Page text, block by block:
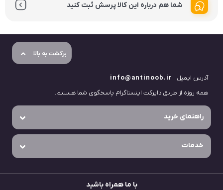
شما هم درباره این کالا پرسش ثبت کنید
برگشت به بالا
آدرس ایمیل
info@antinoob.ir
همه روزه از طریق دایرکت اینستاگرام پاسخگوی شما هستیم.
راهنمای خرید
خدمات
با ما همراه باشید